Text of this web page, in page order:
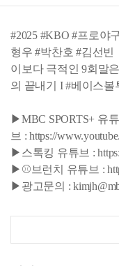
#2025 #KBO #프로야
형우 #박찬호 #김선빈
이보다 극적인 9회말
의 끝내기 I #베이스볼
▶MBC SPORTS+ 유튜
브 : https://
▶스톡킹 유튜브 :
▶⚾브런치 유튜브 :
▶광고문의 :